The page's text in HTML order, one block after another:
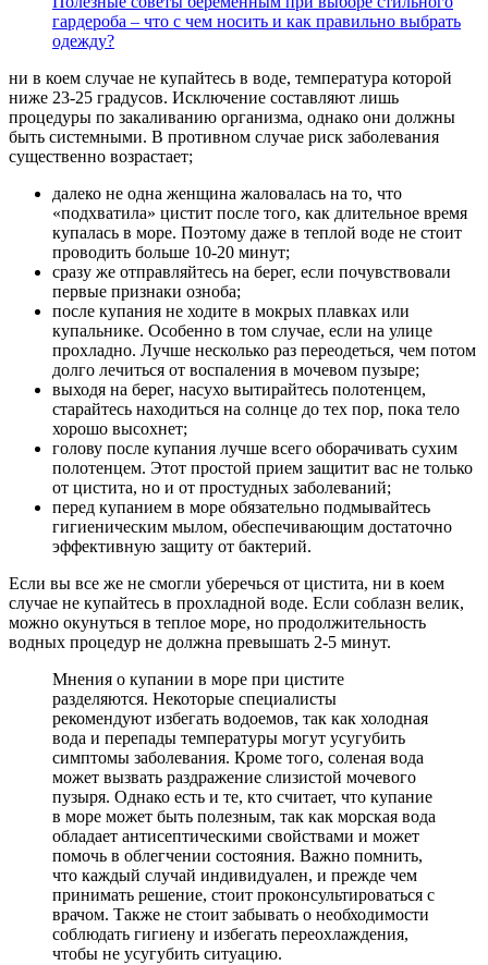
гардероба – что с чем носить и как правильно выбрать
одежду?
ни в коем случае не купайтесь в воде, температура которой
ниже 23-25 градусов. Исключение составляют лишь
процедуры по закаливанию организма, однако они должны
быть системными. В противном случае риск заболевания
существенно возрастает;
далеко не одна женщина жаловалась на то, что
«подхватила» цистит после того, как длительное время
купалась в море. Поэтому даже в теплой воде не стоит
проводить больше 10-20 минут;
сразу же отправляйтесь на берег, если почувствовали
первые признаки озноба;
после купания не ходите в мокрых плавках или
купальнике. Особенно в том случае, если на улице
прохладно. Лучше несколько раз переодеться, чем потом
долго лечиться от воспаления в мочевом пузыре;
выходя на берег, насухо вытирайтесь полотенцем,
старайтесь находиться на солнце до тех пор, пока тело
хорошо высохнет;
голову после купания лучше всего оборачивать сухим
полотенцем. Этот простой прием защитит вас не только
от цистита, но и от простудных заболеваний;
перед купанием в море обязательно подмывайтесь
гигиеническим мылом, обеспечивающим достаточно
эффективную защиту от бактерий.
Если вы все же не смогли уберечься от цистита, ни в коем
случае не купайтесь в прохладной воде. Если соблазн велик,
можно окунуться в теплое море, но продолжительность
водных процедур не должна превышать 2-5 минут.
Мнения о купании в море при цистите
разделяются. Некоторые специалисты
рекомендуют избегать водоемов, так как холодная
вода и перепады температуры могут усугубить
симптомы заболевания. Кроме того, соленая вода
может вызвать раздражение слизистой мочевого
пузыря. Однако есть и те, кто считает, что купание
в море может быть полезным, так как морская вода
обладает антисептическими свойствами и может
помочь в облегчении состояния. Важно помнить,
что каждый случай индивидуален, и прежде чем
принимать решение, стоит проконсультироваться с
врачом. Также не стоит забывать о необходимости
соблюдать гигиену и избегать переохлаждения,
чтобы не усугубить ситуацию.